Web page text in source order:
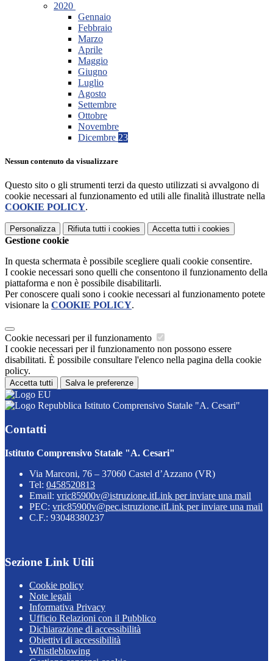
2020
Gennaio
Febbraio
Marzo
Aprile
Maggio
Giugno
Luglio
Agosto
Settembre
Ottobre
Novembre
Dicembre 23
Nessun contenuto da visualizzare
Questo sito o gli strumenti terzi da questo utilizzati si avvalgono di
cookie necessari al funzionamento ed utili alle finalità illustrate nella
COOKIE POLICY.
Personalizza Rifiuta tutti i cookies Accetta tutti i cookies
Gestione cookie
In questa schermata è possibile scegliere quali cookie consentire.
I cookie necessari sono quelli che consentono il funzionamento della
piattaforma e non è possibile disabilitarli.
Per conoscere quali sono i cookie necessari al funzionamento potete
visionare la COOKIE POLICY.
Cookie necessari per il funzionamento
I cookie necessari per il funzionamento non possono essere
disabilitati. È possibile consultare l'elenco nella pagina della cookie
policy.
Accetta tutti Salva le preferenze
Istituto Comprensivo Statale "A. Cesari"
Contatti
Istituto Comprensivo Statale "A. Cesari"
Via Marconi, 76 – 37060 Castel d’Azzano (VR)
Tel: 0458520813
Email: vric85900v@istruzione.itLink per inviare una mail
PEC: vric85900v@pec.istruzione.itLink per inviare una mail
C.F.: 93048380237
Sezione Link Utili
Cookie policy
Note legali
Informativa Privacy
Ufficio Relazioni con il Pubblico
Dichiarazione di accessibilità
Obiettivi di accessibilità
Whistleblowing